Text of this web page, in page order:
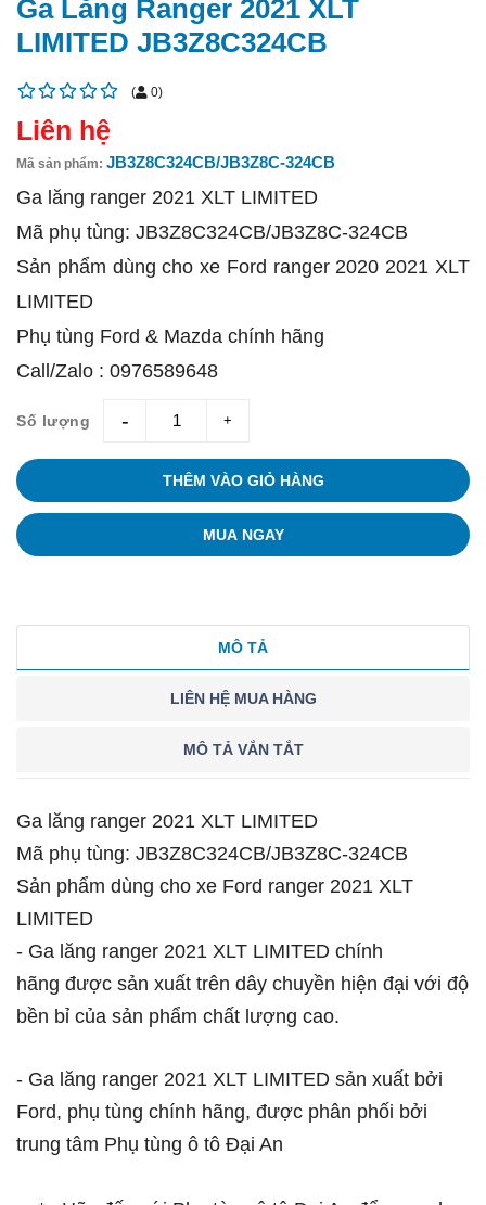
Ga Lăng Ranger 2021 XLT
LIMITED JB3Z8C324CB
( 0)
Liên hệ
Mã sản phẩm: JB3Z8C324CB/JB3Z8C-324CB
Ga lăng ranger 2021 XLT LIMITED
Mã phụ tùng: JB3Z8C324CB/JB3Z8C-324CB
Sản phẩm dùng cho xe Ford ranger 2020 2021 XLT
LIMITED
Phụ tùng Ford & Mazda chính hãng
Call/Zalo : 0976589648
Số lượng giam tang
THÊM VÀO GIỎ HÀNG
MUA NGAY
MÔ TẢ
LIÊN HỆ MUA HÀNG
MÔ TẢ VẮN TẮT
Ga lăng ranger 2021 XLT LIMITED
Mã phụ tùng: JB3Z8C324CB/JB3Z8C-324CB
Sản phẩm dùng cho xe Ford ranger 2021 XLT
LIMITED
- Ga lăng ranger 2021 XLT LIMITED chính
hãng được sản xuất trên dây chuyền hiện đại với độ
bền bỉ của sản phẩm chất lượng cao.
- Ga lăng ranger 2021 XLT LIMITED sản xuất bởi
Ford, phụ tùng chính hãng, được phân phối bởi
trung tâm Phụ tùng ô tô Đại An